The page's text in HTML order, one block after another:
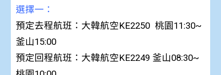
選擇一：
預定去程航班：大韓航空KE2250 桃園11:30~
釜山15:00
預定回程航班：大韓航空KE2249 釜山08:30~